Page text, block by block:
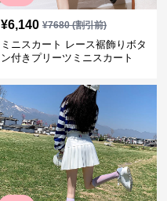
¥6,140 ¥7680(割引前)
ミニスカート レース裾飾りボタ
ン付きプリーツミニスカート